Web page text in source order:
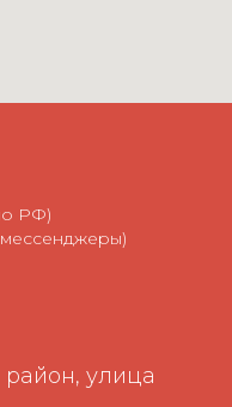
РФ)
улица